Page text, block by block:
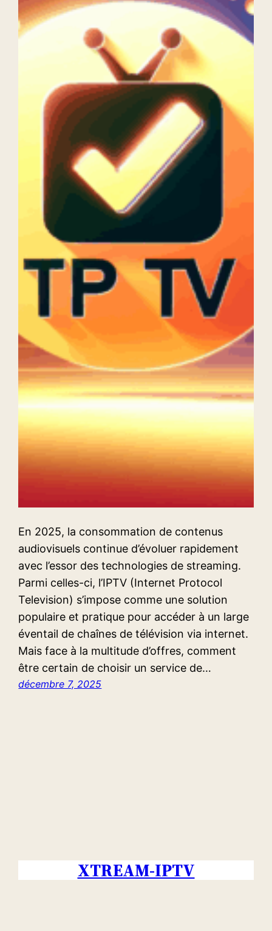
En 2025, la consommation de contenus
audiovisuels continue d’évoluer rapidement
avec l’essor des technologies de streaming.
Parmi celles-ci, l’IPTV (Internet Protocol
Television) s’impose comme une solution
populaire et pratique pour accéder à un large
éventail de chaînes de télévision via internet.
Mais face à la multitude d’offres, comment
être certain de choisir un service de…
décembre 7, 2025
XTREAM-IPTV